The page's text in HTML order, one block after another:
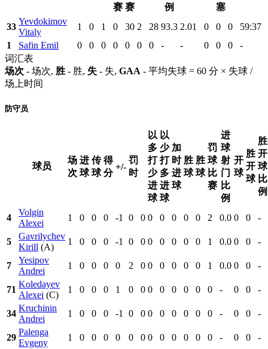
赛 赛
例
塞
33
Yevdokimov
Vitaly
1 0 1 0 30 2 28 93.3 2.01 0 0 0
59:37
1
Safin Emil 0 0 0 0 0 0 0 - - 0 0 0
-
词汇表
场次 - 场次, 胜 - 胜, 失 - 失, GAA - 平均失球 = 60 分 × 失球 /
场上时间
防守员
球员
场
次
进
球
传
球
得
分
+/-
罚
时
以
多
打
少
进
球
以
少
打
多
进
球
加
时
进
球
胜
球
胜
球
罚
球
比
赛
进
球
射
门
比
例
开
球
胜
开
球
胜
开
球
比
例
4
Volgin
Alexei
1 0 0 0 -1 0 0 0 0 0 0 0 2 0.0 0 0 -
5
Gavrilychev
Kirill (A)
1 0 0 0 -1 0 0 0 0 0 0 0 1 0.0 0 0 -
7
Yesipov
Andrei
1 0 0 0 0 2 0 0 0 0 0 0 1 0.0 0 0 -
71
Koledayev
Alexei (C)
1 0 0 0 1 0 0 0 0 0 0 0 0 - 0 0 -
34
Kruchinin
Andrei
1 0 0 0 -1 0 0 0 0 0 0 0 0 - 0 0 -
29
Palenga
Evgeny
1 0 0 0 0 0 0 0 0 0 0 0 0 - 0 0 -